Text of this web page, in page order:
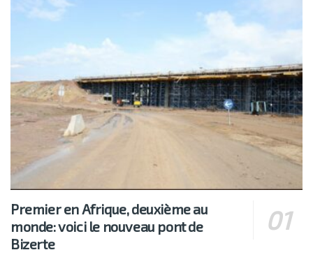
Premier en Afrique, deuxième au
monde: voici le nouveau pont de
Bizerte